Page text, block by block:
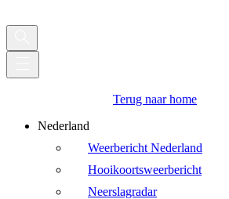
Terug naar home
Nederland
Weerbericht Nederland
Hooikoortsweerbericht
Neerslagradar